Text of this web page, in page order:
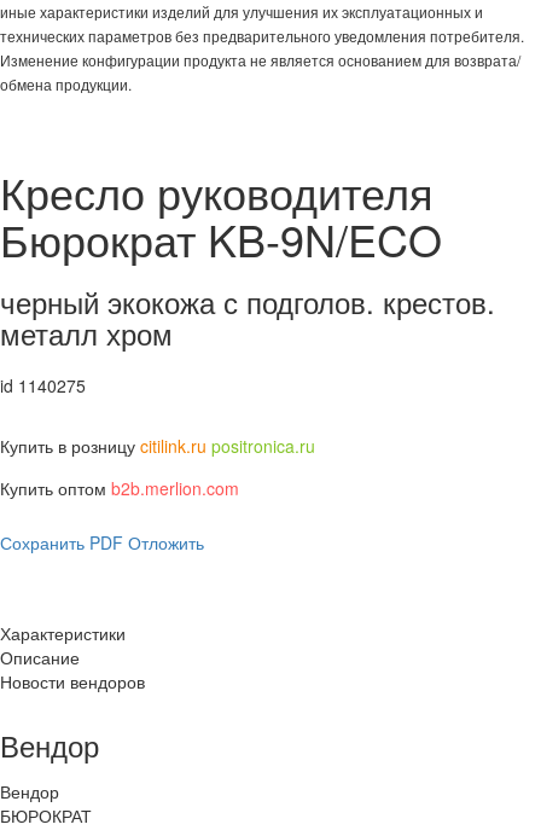
иные характеристики изделий для улучшения их эксплуатационных и
технических параметров без предварительного уведомления потребителя.
Изменение конфигурации продукта не является основанием для возврата/
обмена продукции.
Кресло руководителя
Бюрократ KB-9N/ECO
черный экокожа с подголов. крестов.
металл хром
id 1140275
Купить в розницу citilink.ru positronica.ru
Купить оптом b2b.merlion.com
Сохранить PDF Отложить
Характеристики
Описание
Новости вендоров
Вендор
Вендор
БЮРОКРАТ